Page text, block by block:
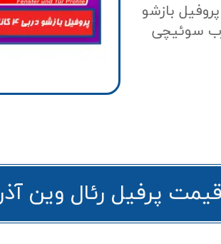
بازشو
سوئیچی
پرفیل رئال وین آذر 1402